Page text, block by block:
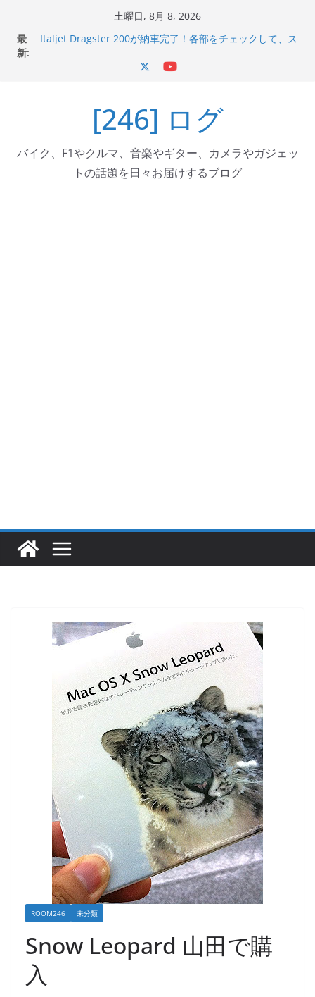
土曜日, 8月 8, 2026
最
新:
Italjet Dragster 200が納車完了！各部をチェックして、ス
器エフェクターが返礼品でもらえる！
Italjet Dragster 200のフロントISSサスの動きが判ったら
コーナリングが楽しくなった
[246] ログ
バイク、F1やクルマ、音楽やギター、カメラやガジェッ
トの話題を日々お届けするブログ
ROOM246 未分類
Snow Leopard 山田で購
入